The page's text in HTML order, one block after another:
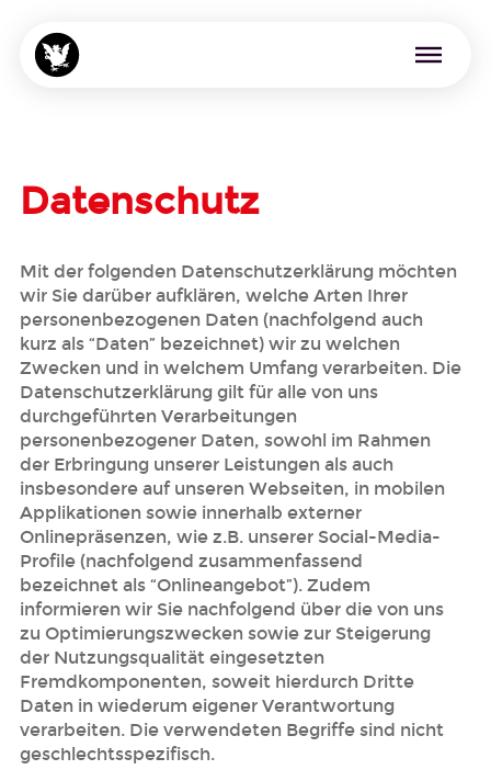
Menü überspringen
Datenschutz
Mit der folgenden Datenschutzerklärung möchten
wir Sie darüber aufklären, welche Arten Ihrer
personenbezogenen Daten (nachfolgend auch
kurz als “Daten” bezeichnet) wir zu welchen
Zwecken und in welchem Umfang verarbeiten. Die
Datenschutzerklärung gilt für alle von uns
durchgeführten Verarbeitungen
personenbezogener Daten, sowohl im Rahmen
der Erbringung unserer Leistungen als auch
insbesondere auf unseren Webseiten, in mobilen
Applikationen sowie innerhalb externer
Onlinepräsenzen, wie z.B. unserer Social-Media-
Profile (nachfolgend zusammenfassend
bezeichnet als “Onlineangebot”). Zudem
informieren wir Sie nachfolgend über die von uns
zu Optimierungszwecken sowie zur Steigerung
der Nutzungsqualität eingesetzten
Fremdkomponenten, soweit hierdurch Dritte
Daten in wiederum eigener Verantwortung
verarbeiten. Die verwendeten Begriffe sind nicht
geschlechtsspezifisch.